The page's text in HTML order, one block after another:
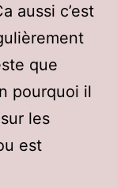
aussi c’est
que
pourquoi il
les
est